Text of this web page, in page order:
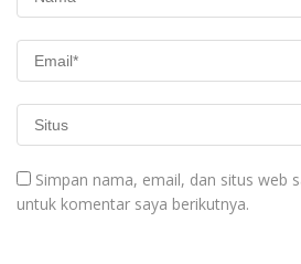
Simpan nama, email, dan situs web
untuk komentar saya berikutnya.